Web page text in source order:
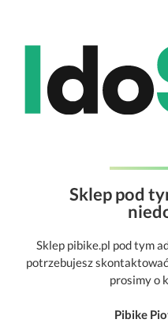
Sklep pod
Sklep pibike.pl pod tym
potrzebujesz
prosimy o
Pibike